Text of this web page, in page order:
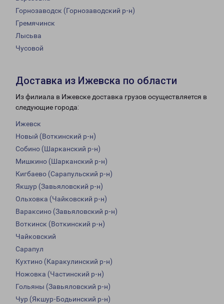
Горнозаводск (Горнозаводский р-н)
Гремячинск
Лысьва
Чусовой
Доставка из Ижевска по области
Из филиала в Ижевске доставка грузов осуществляется в
следующие города:
Ижевск
Новый (Воткинский р-н)
Собино (Шарканский р-н)
Мишкино (Шарканский р-н)
Кигбаево (Сарапульский р-н)
Якшур (Завьяловский р-н)
Ольховка (Чайковский р-н)
Вараксино (Завьяловский р-н)
Воткинск (Воткинский р-н)
Чайковский
Сарапул
Кухтино (Каракулинский р-н)
Ножовка (Частинский р-н)
Гольяны (Завьяловский р-н)
Чур (Якшур-Бодьинский р-н)